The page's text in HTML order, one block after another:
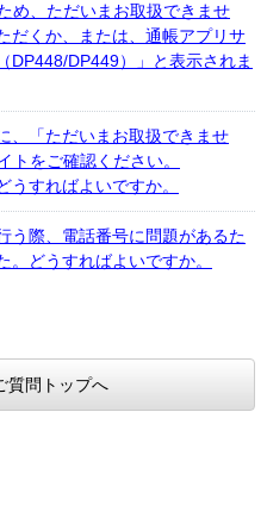
め、ただいまお取扱できませ
だくか、または、通帳アプリサ
DP448/DP449）」と表示されま
、「ただいまお取扱できませ
トをご確認ください。
うすればよいですか。
う際、電話番号に問題があるた
どうすればよいですか。
質問トップへ